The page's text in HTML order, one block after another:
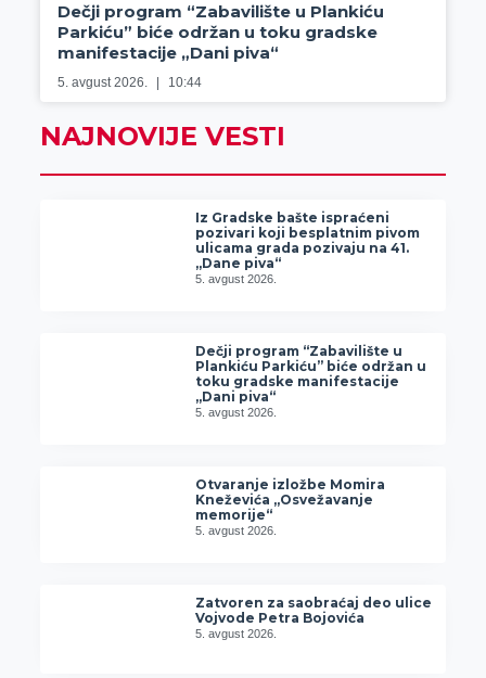
Dečji program “Zabavilište u Plankiću
Parkiću” biće održan u toku gradske
manifestacije „Dani piva“
5. avgust 2026. 10:44
NAJNOVIJE VESTI
Iz Gradske bašte ispraćeni
pozivari koji besplatnim pivom
ulicama grada pozivaju na 41.
„Dane piva“
5. avgust 2026.
Dečji program “Zabavilište u
Plankiću Parkiću” biće održan u
toku gradske manifestacije
„Dani piva“
5. avgust 2026.
Otvaranje izložbe Momira
Kneževića „Osvežavanje
memorije“
5. avgust 2026.
Zatvoren za saobraćaj deo ulice
Vojvode Petra Bojovića
5. avgust 2026.